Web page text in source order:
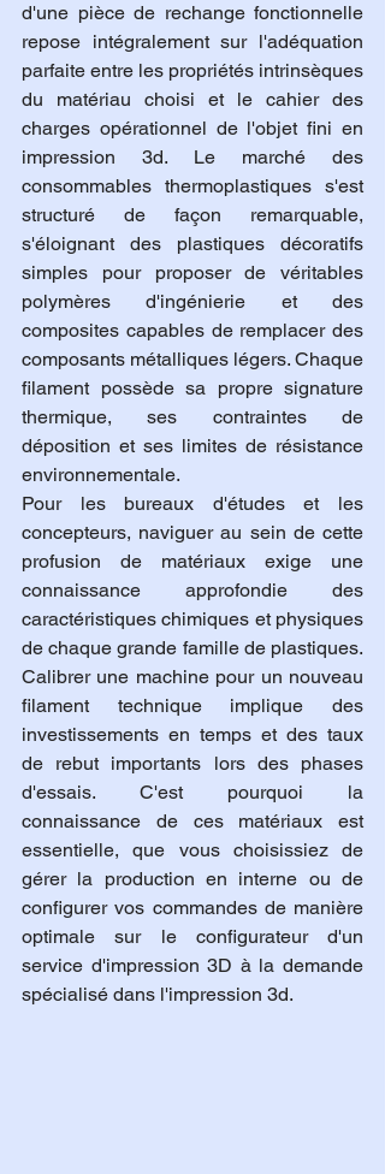
d'une pièce de rechange fonctionnelle
repose intégralement sur l'adéquation
parfaite entre les propriétés intrinsèques
du matériau choisi et le cahier des
charges opérationnel de l'objet fini en
impression 3d. Le marché des
consommables thermoplastiques s'est
structuré de façon remarquable,
s'éloignant des plastiques décoratifs
simples pour proposer de véritables
polymères d'ingénierie et des
composites capables de remplacer des
composants métalliques légers. Chaque
filament possède sa propre signature
thermique, ses contraintes de
déposition et ses limites de résistance
environnementale.
Pour les bureaux d'études et les
concepteurs, naviguer au sein de cette
profusion de matériaux exige une
connaissance approfondie des
caractéristiques chimiques et physiques
de chaque grande famille de plastiques.
Calibrer une machine pour un nouveau
filament technique implique des
investissements en temps et des taux
de rebut importants lors des phases
d'essais. C'est pourquoi la
connaissance de ces matériaux est
essentielle, que vous choisissiez de
gérer la production en interne ou de
configurer vos commandes de manière
optimale sur le configurateur d'un
service d'impression 3D à la demande
spécialisé dans l'impression 3d.